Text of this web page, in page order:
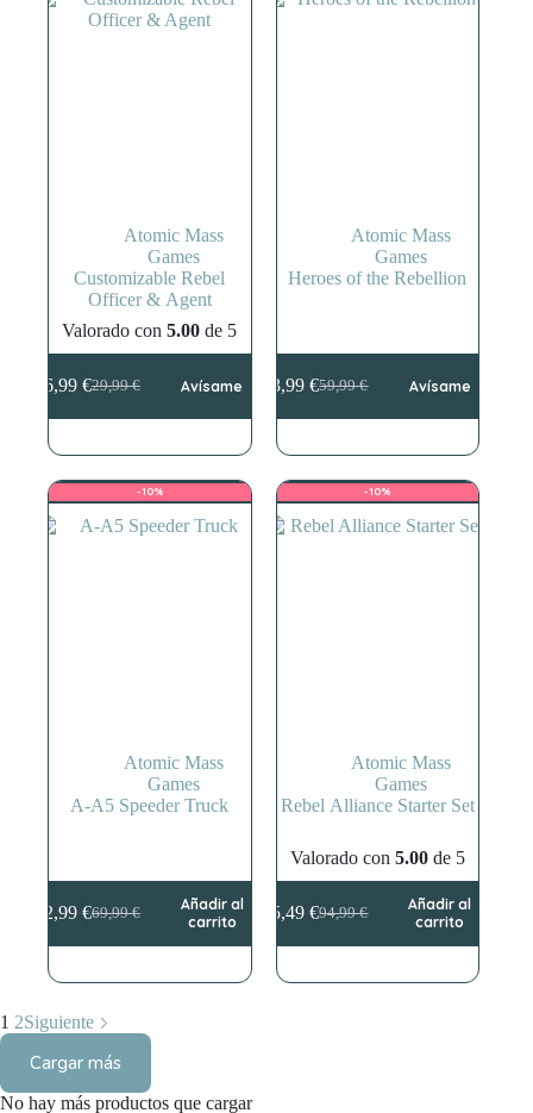
Atomic Mass
Games
Customizable Rebel
Officer & Agent
Valorado con5.00 de 5
29,99€
El
precio
era:
29,99 €.
26,99 €El
precio
es:
26,99 €.
Avísame
Atomic Mass
Games
Heroes of the Rebellion
59,99€
El
precio
era:
59,99 €.
53,99€El
precio
es:
53,99 €.
Avísame
-10%
Atomic Mass
Games
A-A5 Speeder Truck
69,99€
El
precio
era:
62,99 €El
precio
es:
Añadir al
carrito
-10%
Atomic Mass
Games
Rebel Alliance Starter Set
Valorado con 5.00de 5
94,99€
El
precio
era:
85,49€El
precio
es:
Añadir al
carrito
1 2Siguiente
Cargar más
No hay más productos que cargar